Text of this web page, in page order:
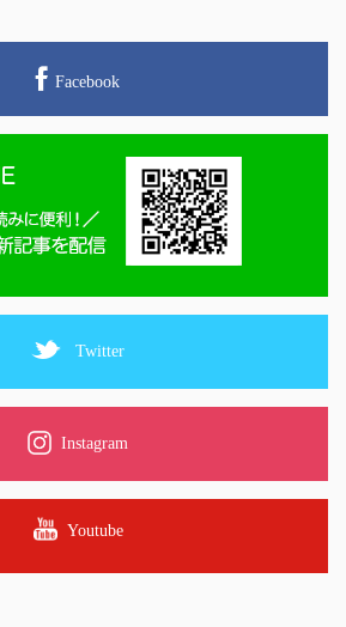
Facebook
Twitter
Instagram
Youtube